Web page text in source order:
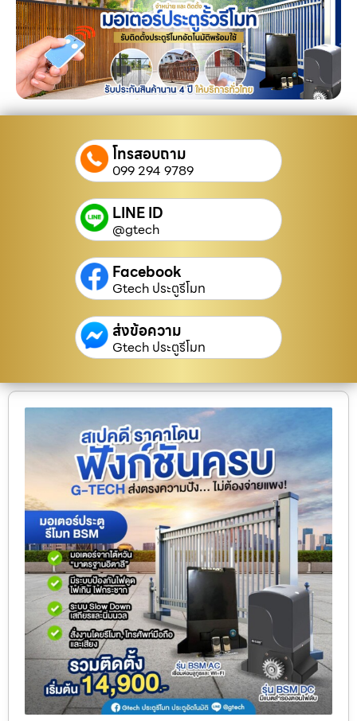
โทรสอบถาม
099 294 9789
LINE ID
@gtech
Facebook
Gtech ประตูรีโมท
ส่งข้อความ
Gtech ประตูรีโมท